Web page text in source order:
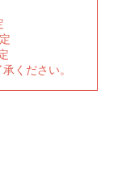
ください。